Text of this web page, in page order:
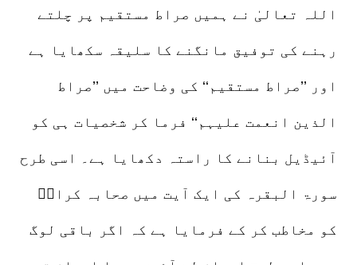
اللہ تعالیٰ نے ہمیں صراط مستقیم پر چلتے
رہنے کی توفیق مانگنے کا سلیقہ سکھایا ہے
اور ’’صراط مستقیم‘‘ کی وضاحت میں ’’صراط
الذین انعمت علیہم‘‘ فرما کر شخصیات ہی کو
آئیڈیل بنانے کا راستہ دکھایا ہے۔ اسی طرح
سورۃ البقرہ کی ایک آیت میں صحابہ کرامؓ
کو مخاطب کر کے فرمایا ہے کہ اگر باقی لوگ